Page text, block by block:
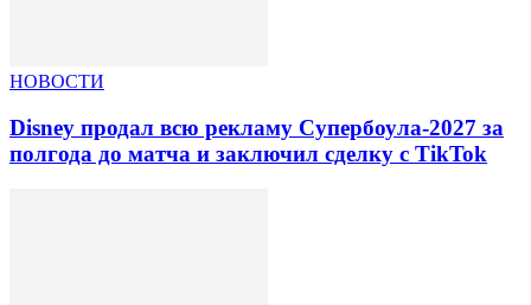
НОВОСТИ
Disney продал всю рекламу Супербоула-2027 за
полгода до матча и заключил сделку с TikTok